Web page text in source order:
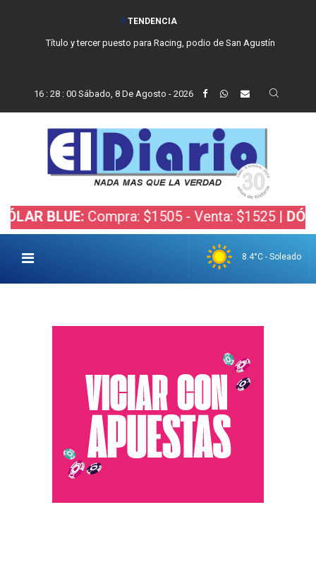
TENDENCIA
Título y tercer puesto para Racing, podio de San Agustín
16 : 28 : 01 Sábado, 8 De Agosto - 2026
Compra: $1505 - Venta: $1525 |DÓLAR
8.4°C - Soleado